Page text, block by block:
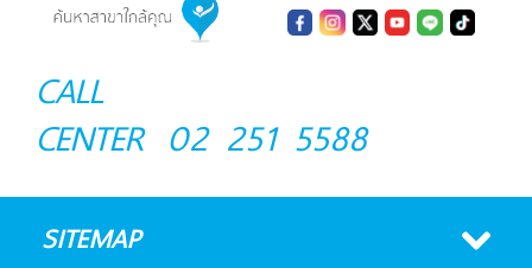
CALL
CENTER 02 251 5588
SITEMAP